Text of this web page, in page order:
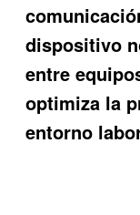
dispositivo
entre
optimiza la
entorno